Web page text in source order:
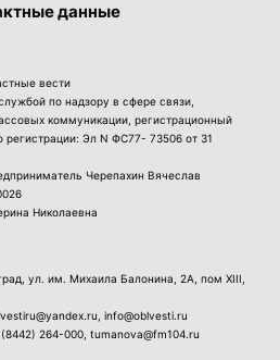
данные
вести
по надзору в сфере связи,
коммуникации, регистрационный
Эл N ФС77- 73506 от 31
Черепахин Вячеслав
Николаевна
ул. им. Михаила Балонина, 2А, пом XIII,
info@oblvesti.ru
264-000 , tumanova@fm104.ru